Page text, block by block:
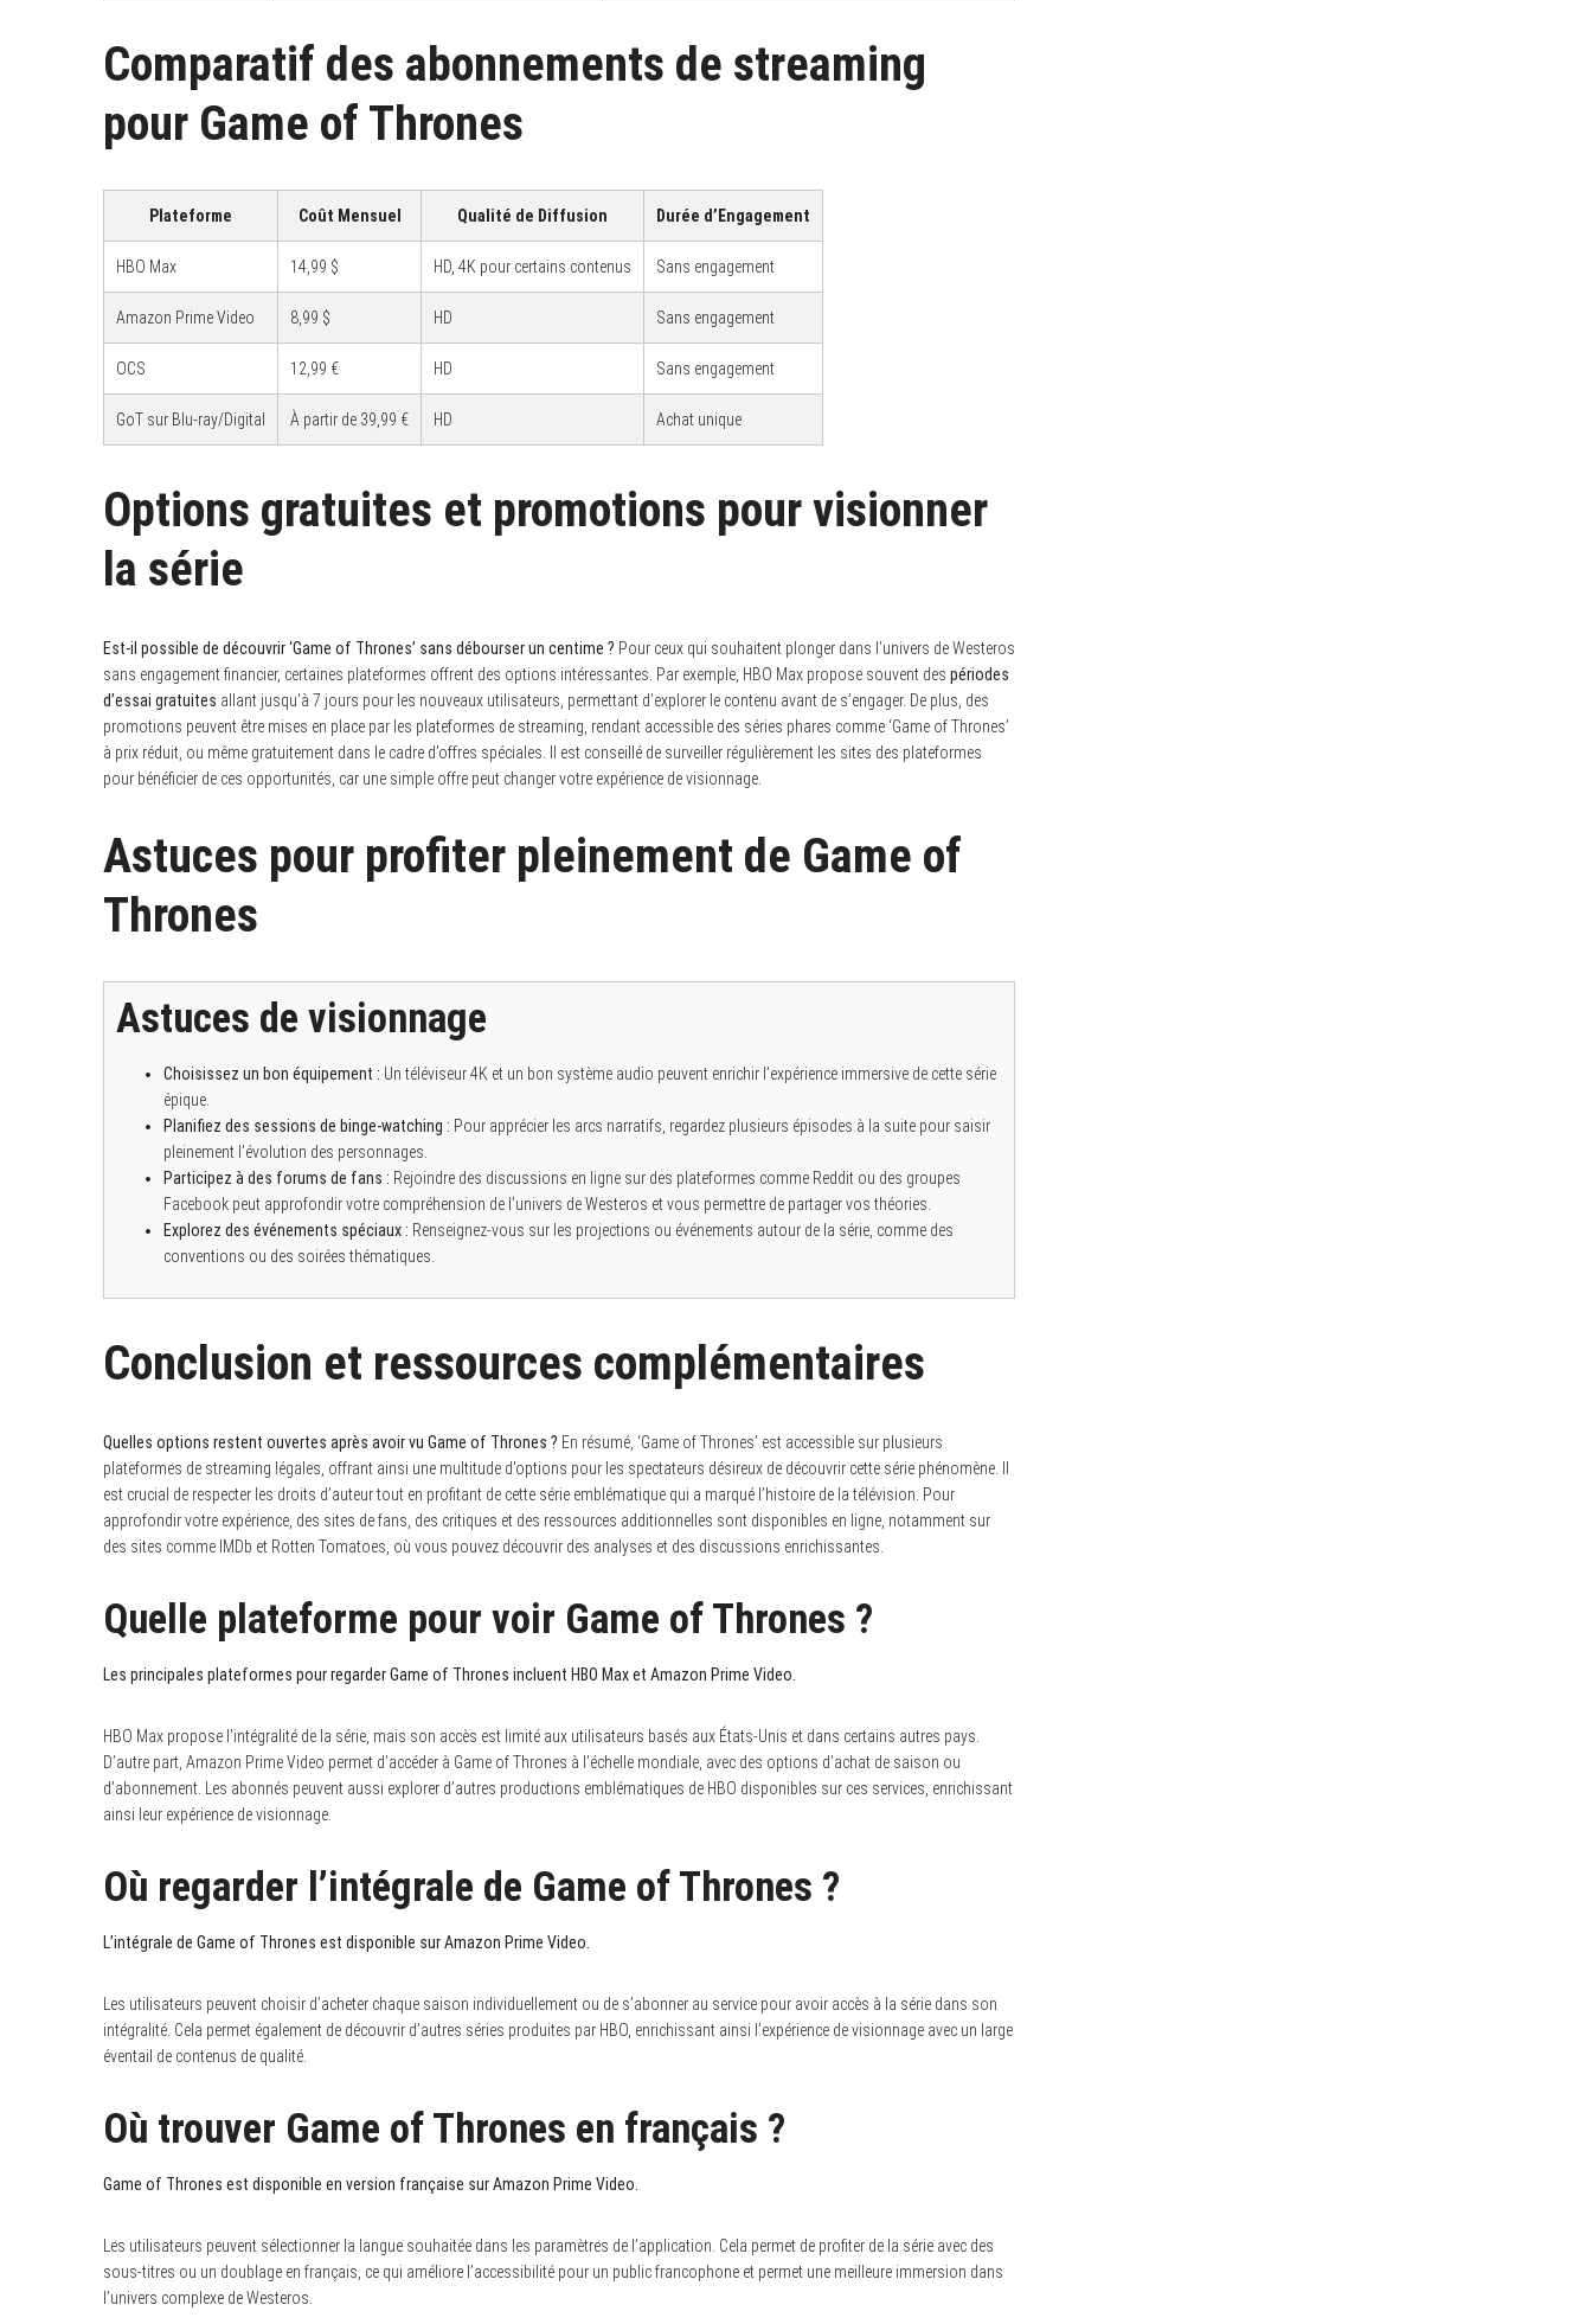
Comparatif des abonnements de streaming
pour Game of Thrones
Plateforme Coût Mensuel Qualité de Diffusion Durée d’Engagement
HBO Max 14,99 $ HD, 4K pour certains contenus Sans engagement
Amazon Prime Video 8,99 $ HD Sans engagement
OCS 12,99 € HD Sans engagement
GoT sur Blu-ray/Digital À partir de 39,99 € HD Achat unique
Options gratuites et promotions pour visionner
la série
Est-il possible de découvrir ‘Game of Thrones’ sans débourser un centime ? Pour ceux qui souhaitent plonger dans l’univers de Westeros
sans engagement financier, certaines plateformes offrent des options intéressantes. Par exemple, HBO Max propose souvent des périodes
d’essai gratuites allant jusqu’à 7 jours pour les nouveaux utilisateurs, permettant d’explorer le contenu avant de s’engager. De plus, des
promotions peuvent être mises en place par les plateformes de streaming, rendant accessible des séries phares comme ‘Game of Thrones’
à prix réduit, ou même gratuitement dans le cadre d’offres spéciales. Il est conseillé de surveiller régulièrement les sites des plateformes
pour bénéficier de ces opportunités, car une simple offre peut changer votre expérience de visionnage.
Astuces pour profiter pleinement de Game of
Thrones
Astuces de visionnage
Choisissez un bon équipement : Un téléviseur 4K et un bon système audio peuvent enrichir l’expérience immersive de cette série
épique.
Planifiez des sessions de binge-watching : Pour apprécier les arcs narratifs, regardez plusieurs épisodes à la suite pour saisir
pleinement l’évolution des personnages.
Participez à des forums de fans : Rejoindre des discussions en ligne sur des plateformes comme Reddit ou des groupes
Facebook peut approfondir votre compréhension de l’univers de Westeros et vous permettre de partager vos théories.
Explorez des événements spéciaux : Renseignez-vous sur les projections ou événements autour de la série, comme des
conventions ou des soirées thématiques.
Conclusion et ressources complémentaires
Quelles options restent ouvertes après avoir vu Game of Thrones ? En résumé, ‘Game of Thrones’ est accessible sur plusieurs
plateformes de streaming légales, offrant ainsi une multitude d’options pour les spectateurs désireux de découvrir cette série phénomène. Il
est crucial de respecter les droits d’auteur tout en profitant de cette série emblématique qui a marqué l’histoire de la télévision. Pour
approfondir votre expérience, des sites de fans, des critiques et des ressources additionnelles sont disponibles en ligne, notamment sur
des sites comme IMDb et Rotten Tomatoes, où vous pouvez découvrir des analyses et des discussions enrichissantes.
Quelle plateforme pour voir Game of Thrones ?
Les principales plateformes pour regarder Game of Thrones incluent HBO Max et Amazon Prime Video.
HBO Max propose l’intégralité de la série, mais son accès est limité aux utilisateurs basés aux États-Unis et dans certains autres pays.
D’autre part, Amazon Prime Video permet d’accéder à Game of Thrones à l’échelle mondiale, avec des options d’achat de saison ou
d’abonnement. Les abonnés peuvent aussi explorer d’autres productions emblématiques de HBO disponibles sur ces services, enrichissant
ainsi leur expérience de visionnage.
Où regarder l’intégrale de Game of Thrones ?
L’intégrale de Game of Thrones est disponible sur Amazon Prime Video.
Les utilisateurs peuvent choisir d’acheter chaque saison individuellement ou de s’abonner au service pour avoir accès à la série dans son
intégralité. Cela permet également de découvrir d’autres séries produites par HBO, enrichissant ainsi l’expérience de visionnage avec un large
éventail de contenus de qualité.
Où trouver Game of Thrones en français ?
Game of Thrones est disponible en version française sur Amazon Prime Video.
Les utilisateurs peuvent sélectionner la langue souhaitée dans les paramètres de l’application. Cela permet de profiter de la série avec des
sous-titres ou un doublage en français, ce qui améliore l’accessibilité pour un public francophone et permet une meilleure immersion dans
l’univers complexe de Westeros.
S
c
h
f
o